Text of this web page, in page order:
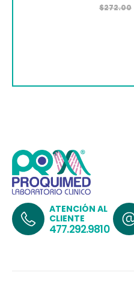
$272.00
ATENCIÓN AL
CLIENTE
477.292.9810